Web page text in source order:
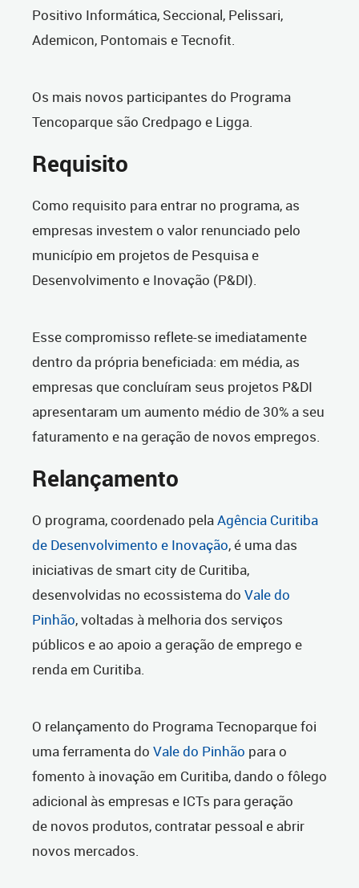
Positivo Informática, Seccional, Pelissari,
Ademicon, Pontomais e Tecnofit.
Os mais novos participantes do Programa
Tencoparque são Credpago e Ligga.
Requisito
Como requisito para entrar no programa, as
empresas investem o valor renunciado pelo
município em projetos de Pesquisa e
Desenvolvimento e Inovação (P&DI).
Esse compromisso reflete-se imediatamente
dentro da própria beneficiada: em média, as
empresas que concluíram seus projetos P&DI
apresentaram um aumento médio de 30% a seu
faturamento e na geração de novos empregos.
Relançamento
O programa, coordenado pelaAgência Curitiba
de Desenvolvimento e Inovação, é uma das
iniciativas de smart city de Curitiba,
desenvolvidas no ecossistema do Vale do
Pinhão, voltadas à melhoria dos serviços
públicos e ao apoio a geração de emprego e
renda em Curitiba.
O relançamento do Programa Tecnoparque foi
uma ferramenta do Vale do Pinhão para o
fomento à inovação em Curitiba, dando o fôlego
adicional às empresas e ICTs para geração
de novos produtos, contratar pessoal e abrir
novos mercados.